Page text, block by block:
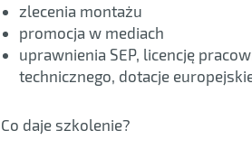
zlecenia montażu
promocja w mediach
uprawnienia SEP, licencję
technicznego, dotacje
Co daje szkolenie?